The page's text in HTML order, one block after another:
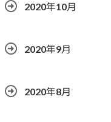
2020年10月
2020年9月
2020年8月